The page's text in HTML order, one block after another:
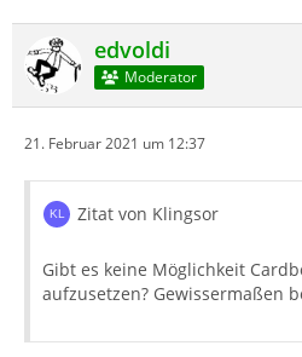
edvoldi
Moderator
21. Februar 2021 um 12:37
Zitat von Klingsor
Gibt es keine Möglichkeit
aufzusetzen? Gewissermaßen